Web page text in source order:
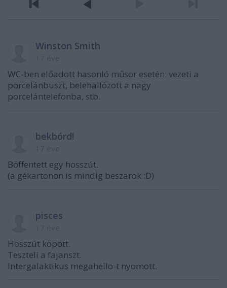
Winston Smith
WC-ben előadott hasonló műsor esetén: vezeti a
porcelánbuszt, belehallózott a nagy
porcelántelefonba, stb.
bekbórd!
Böffentett egy hosszút.
(a gékartonon is mindig beszarok :D)
pisces
Hosszút köpött.
Teszteli a fajanszt.
Intergalaktikus megahello-t nyomott.